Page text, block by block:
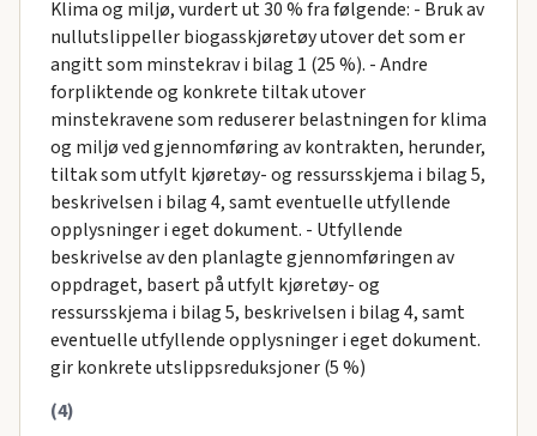
Klima og miljø, vurdert ut 30 % fra følgende: - Bruk av
nullutslippeller biogasskjøretøy utover det som er
angitt som minstekrav i bilag 1 (25 %). - Andre
forpliktende og konkrete tiltak utover
minstekravene som reduserer belastningen for klima
og miljø ved gjennomføring av kontrakten, herunder,
tiltak som utfylt kjøretøy- og ressursskjema i bilag 5,
beskrivelsen i bilag 4, samt eventuelle utfyllende
opplysninger i eget dokument. - Utfyllende
beskrivelse av den planlagte gjennomføringen av
oppdraget, basert på utfylt kjøretøy- og
ressursskjema i bilag 5, beskrivelsen i bilag 4, samt
eventuelle utfyllende opplysninger i eget dokument.
gir konkrete utslippsreduksjoner (5 %)
(4)